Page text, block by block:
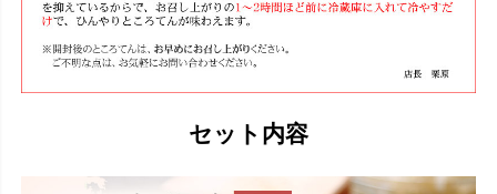
セット内容